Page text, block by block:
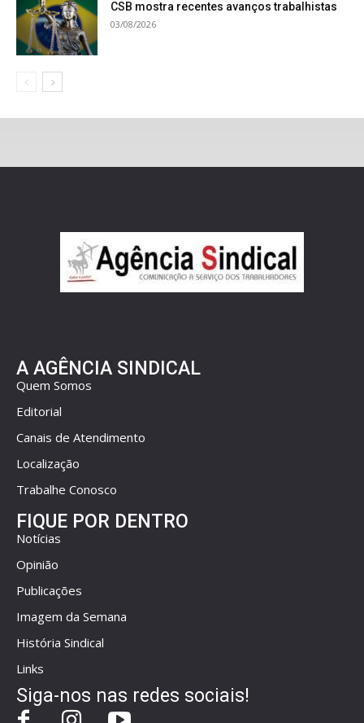
CSB mostra recentes avanços trabalhistas
03/08/2026
A AGÊNCIA SINDICAL
Quem Somos
Editorial
Canais de Atendimento
Localização
Trabalhe Conosco
FIQUE POR DENTRO
Notícias
Opinião
Publicações
Imagem da Semana
História Sindical
Links
Siga-nos nas redes sociais!